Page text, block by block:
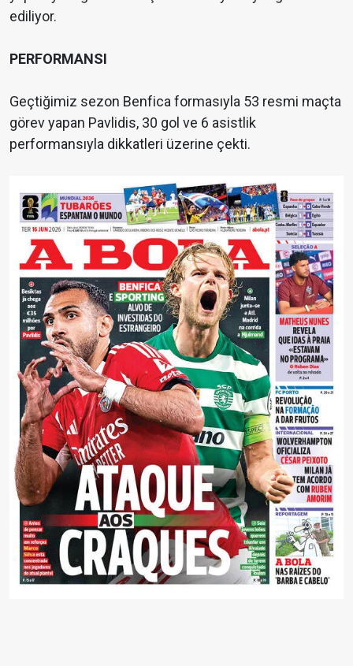
ediliyor.
PERFORMANSI
Geçtiğimiz sezon Benfica formasıyla 53 resmi maçta
görev yapan Pavlidis, 30 gol ve 6 asistlik
performansıyla dikkatleri üzerine çekti.